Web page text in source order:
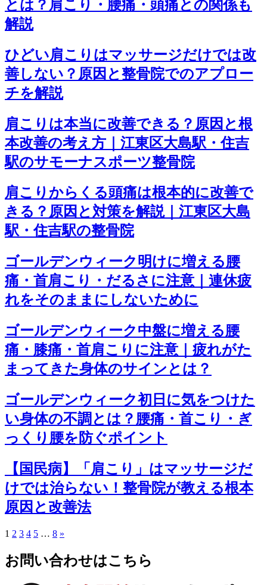
とは？肩こり・腰痛・頭痛との関係も
解説
ひどい肩こりはマッサージだけでは改
善しない？原因と整骨院でのアプロー
チを解説
肩こりは本当に改善できる？原因と根
本改善の考え方｜江東区大島駅・住吉
駅のサモーナスポーツ整骨院
肩こりからくる頭痛は根本的に改善で
きる？原因と対策を解説｜江東区大島
駅・住吉駅の整骨院
ゴールデンウィーク明けに増える腰
痛・首肩こり・だるさに注意｜連休疲
れをそのままにしないために
ゴールデンウィーク中盤に増える腰
痛・膝痛・首肩こりに注意｜疲れがた
まってきた身体のサインとは？
ゴールデンウィーク初日に気をつけた
い身体の不調とは？腰痛・首こり・ぎ
っくり腰を防ぐポイント
【国民病】「肩こり」はマッサージだ
けでは治らない！整骨院が教える根本
原因と改善法
1 2 3 4 5 … 8 »
お問い合わせはこちら